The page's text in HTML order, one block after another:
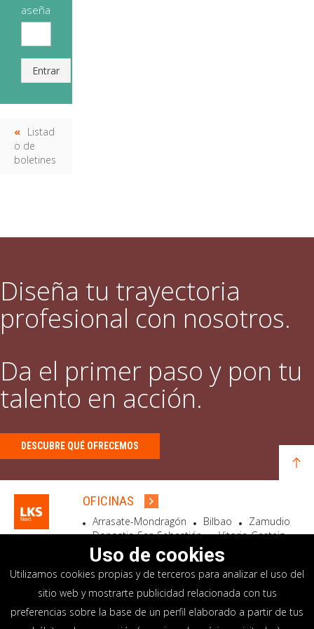
aseña
Entrar
Listad
o de
boletines
Diseña tu trayectoria
profesional con nosotros.
Da el primer paso y pon tu
talento en acción.
DESCUBRE QUÉ OFRECEMOS
OFICINAS
Arrasate-Mondragón Bilbao
Zamudio
Donostia-San Sebastián
Vitoria-Gasteiz
Madrid
El Astillero Bidart
SEDE SOCIAL
Goiru, 7 Arrasate-Mondragón
CP 20500 GIPUZKOA – SPAIN
Uso de cookies
Utilizamos cookies propias y de terceros para analizar el uso del
sitio web y mostrarte publicidad relacionada con tus
preferencias sobre la base de un perfil elaborado a partir de tus